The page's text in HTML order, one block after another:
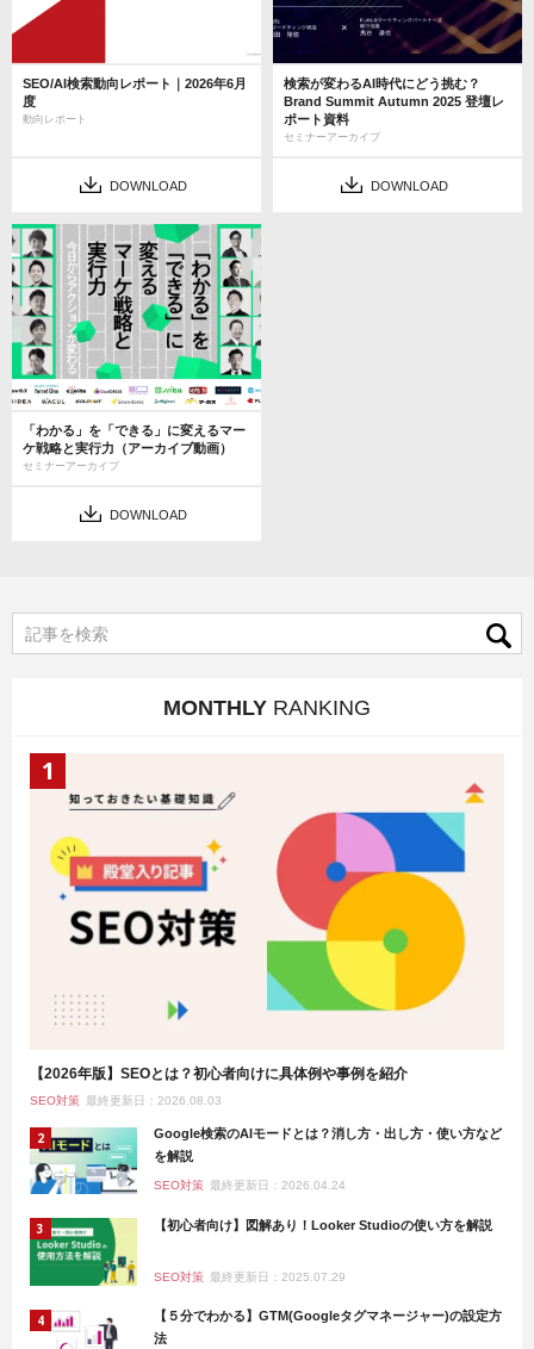
SEO/AI検索動向レポート｜2026年6月
度
動向レポート
DOWNLOAD
検索が変わるAI時代にどう挑む？
Brand Summit Autumn 2025 登壇レ
ポート資料
セミナーアーカイブ
DOWNLOAD
「わかる」を「できる」に変えるマー
ケ戦略と実行力（アーカイブ動画）
セミナーアーカイブ
DOWNLOAD
MONTHLY RANKING
【2026年版】SEOとは？初心者向けに具体例や事例を紹介
SEO対策 最終更新日：2026.08.03
Google検索のAIモードとは？消し方・出し方・使い方など
を解説
SEO対策 最終更新日：2026.04.24
【初心者向け】図解あり！Looker Studioの使い方を解説
SEO対策 最終更新日：2025.07.29
【５分でわかる】GTM(Googleタグマネージャー)の設定方
法